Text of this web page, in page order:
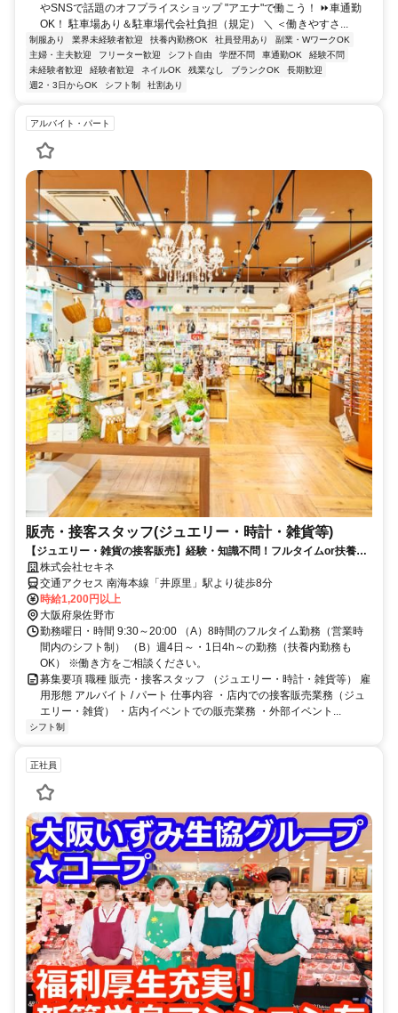
やSNSで話題のオフプライスショップ "アエナ"で働こう！ ⏩車通勤
OK！ 駐車場あり＆駐車場代会社負担（規定） ＼ ＜働きやすさ...
制服あり 業界未経験者歓迎 扶養内勤務OK 社員登用あり
副業・WワークOK
主婦・主夫歓迎
フリーター歓迎 シフト自由 学歴不問 車通勤OK
経験不問
未経験者歓迎
経験者歓迎 ネイルOK 残業なし ブランクOK
長期歓迎
週2・3日からOK
シフト制 社割あり
アルバイト・パート
販売・接客スタッフ(ジュエリー・時計・雑貨等)
【ジュエリー・雑貨の接客販売】経験・知識不問！フルタイムor扶養内
（１日４時間～）勤務を選べます♪
株式会社セキネ
交通アクセス 南海本線「井原里」駅より徒歩8分
時給1,200円以上
大阪府泉佐野市
勤務曜日・時間 9:30～20:00 （A）8時間のフルタイム勤務（営業時
間内のシフト制） （B）週4日～・1日4h～の勤務（扶養内勤務も
OK） ※働き方をご相談ください。
募集要項 職種 販売・接客スタッフ （ジュエリー・時計・雑貨等） 雇
用形態 アルバイト / パート 仕事内容 ・店内での接客販売業務（ジュ
エリー・雑貨） ・店内イベントでの販売業務 ・外部イベント...
シフト制
正社員